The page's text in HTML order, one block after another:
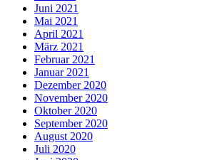
Juni 2021
Mai 2021
April 2021
März 2021
Februar 2021
Januar 2021
Dezember 2020
November 2020
Oktober 2020
September 2020
August 2020
Juli 2020